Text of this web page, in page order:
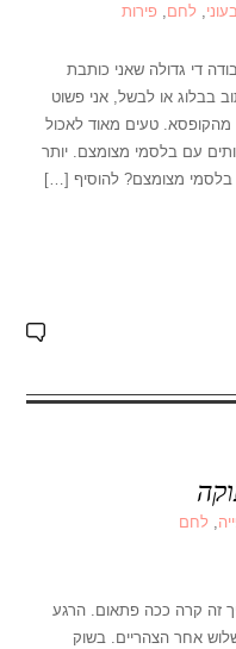
,לחם,פירות
די גדולה שאני כותבת
בבלוג או לבשל, אני פשוט
מהקופסא. טעים מאוד לאכול
עם בלסמי מצומצם. יותר
בלסמי מצומצם? להוסיף […]
,לחם
זה קרה ככה פתאום. הרגע
אחר הצהריים. בשוק